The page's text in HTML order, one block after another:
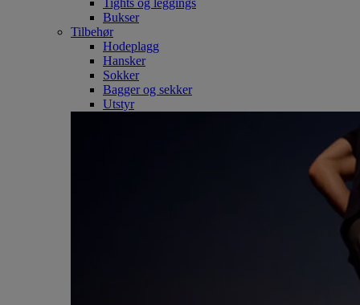
Tights og leggings
Bukser
Tilbehør
Hodeplagg
Hansker
Sokker
Bagger og sekker
Utstyr